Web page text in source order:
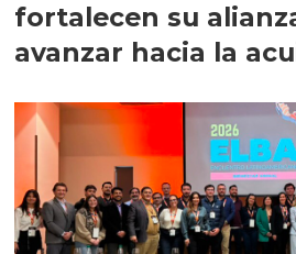
fortalecen su
avanzar hacia la